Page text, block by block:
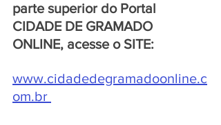
parte superior do Portal
CIDADE DE GRAMADO
ONLINE, acesse o SITE:
www.cidadedegramadoonline.c
om.br